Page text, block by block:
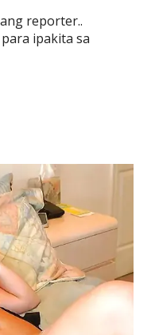
reporter..
ipakita sa